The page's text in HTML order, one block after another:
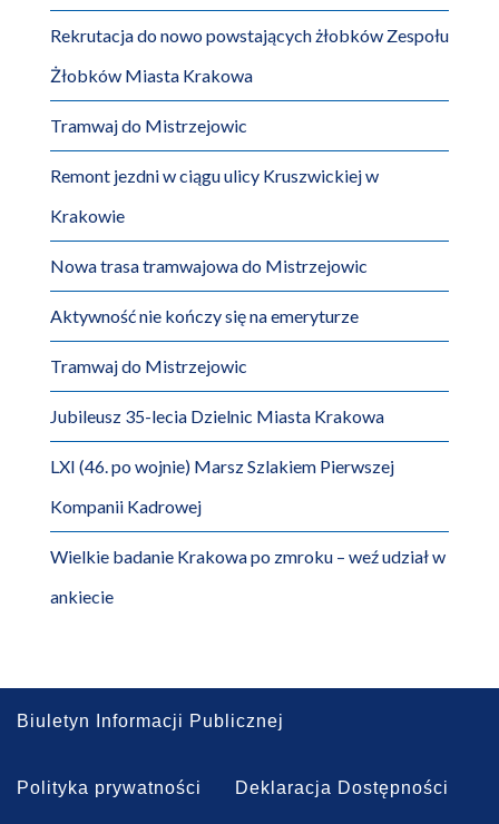
Rekrutacja do nowo powstających żłobków Zespołu
Żłobków Miasta Krakowa
Tramwaj do Mistrzejowic
Remont jezdni w ciągu ulicy Kruszwickiej w
Krakowie
Nowa trasa tramwajowa do Mistrzejowic
Aktywność nie kończy się na emeryturze
Tramwaj do Mistrzejowic
Jubileusz 35-lecia Dzielnic Miasta Krakowa
LXI (46. po wojnie) Marsz Szlakiem Pierwszej
Kompanii Kadrowej
Wielkie badanie Krakowa po zmroku – weź udział w
ankiecie
Biuletyn Informacji Publicznej
Polityka prywatności Deklaracja Dostępności